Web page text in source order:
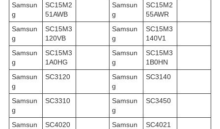
Samsun
g
SC15M2
51AWB
Samsun
g
SC15M2
55AWR
Samsun
g
SC15M3
120VB
Samsun
g
SC15M3
140V1
Samsun
g
SC15M3
1A0HG
Samsun
g
SC15M3
1B0HN
Samsun
g
SC3120
Samsun
g
SC3140
Samsun
g
SC3310
Samsun
g
SC3450
Samsun
SC4020
Samsun
SC4021